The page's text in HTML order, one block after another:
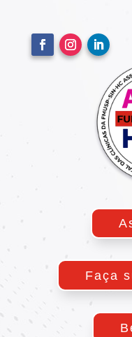
Faça